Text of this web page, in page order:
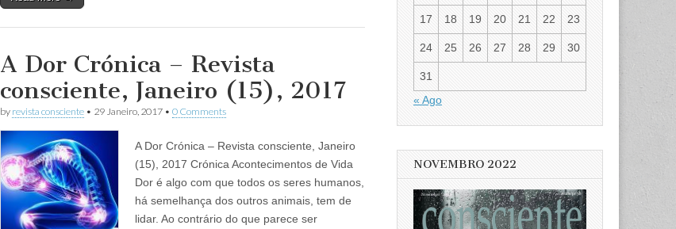
A Dor Crónica – Revista
consciente, Janeiro (15), 2017
by revista consciente• 29 Janeiro, 2017• 0 Comments
A Dor Crónica – Revista consciente, Janeiro
(15), 2017 Crónica Acontecimentos de Vida
Dor é algo com que todos os seres humanos,
há semelhança dos outros animais, tem de
lidar. Ao contrário do que parece ser
17 18 19 20 21 22 23
24 25 26 27 28 29 30
31
« Ago
NOVEMBRO 2022